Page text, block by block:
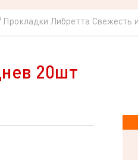
Прокладки Либретта Свежесть
20шт